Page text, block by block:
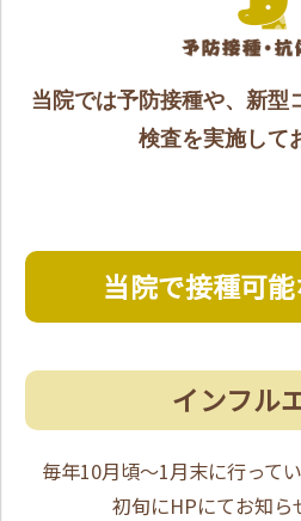
当院では予防接種や、新型
検査を実施して
当院で接種可
インフル
毎年10月頃～1月末に行って
初旬にHPにてお知ら